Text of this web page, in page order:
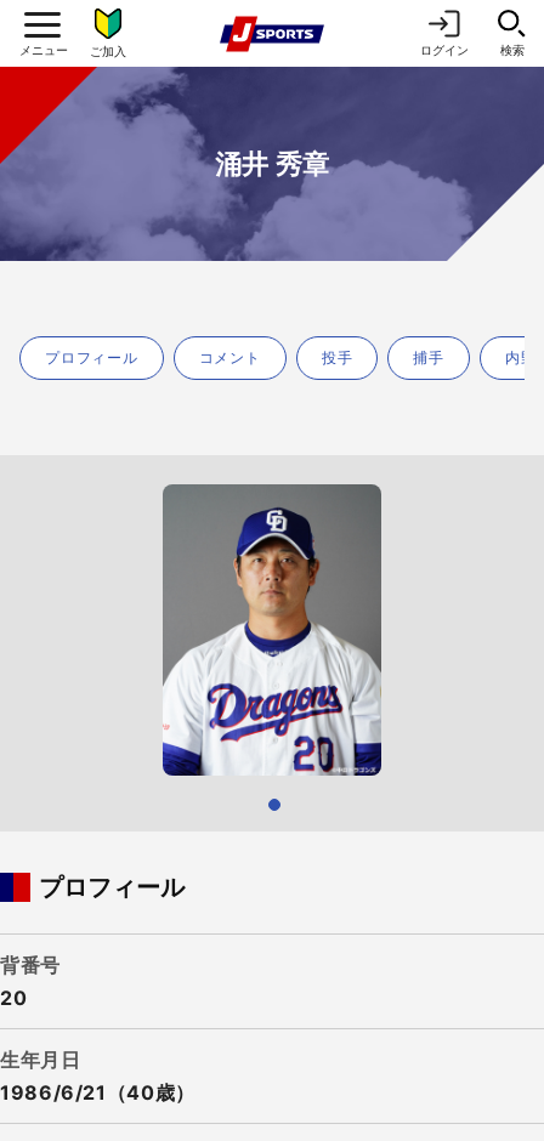
ご加入 ログイン 検索
涌井 秀章
プロフィール コメント 投手 捕手 内野
プロフィール
背番号
20
生年月日
1986/6/21（40歳）